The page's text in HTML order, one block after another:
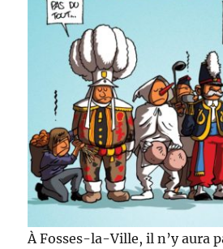
À Fosses-la-Ville, il n’y aura